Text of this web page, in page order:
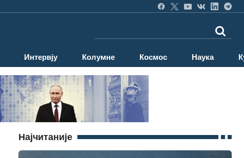
Интервју Колумне Космос Наука
Најчитаније